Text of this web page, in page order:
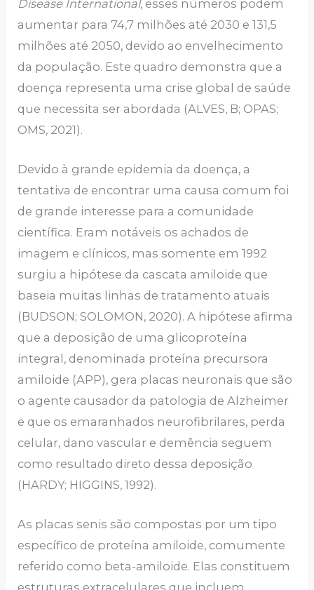
Disease International, esses números podem
aumentar para 74,7 milhões até 2030 e 131,5
milhões até 2050, devido ao envelhecimento
da população. Este quadro demonstra que a
doença representa uma crise global de saúde
que necessita ser abordada (ALVES, B; OPAS;
OMS, 2021).
Devido à grande epidemia da doença, a
tentativa de encontrar uma causa comum foi
de grande interesse para a comunidade
científica. Eram notáveis os achados de
imagem e clínicos, mas somente em 1992
surgiu a hipótese da cascata amiloide que
baseia muitas linhas de tratamento atuais
(BUDSON; SOLOMON, 2020). A hipótese afirma
que a deposição de uma glicoproteína
integral, denominada proteína precursora
amiloide (APP), gera placas neuronais que são
o agente causador da patologia de Alzheimer
e que os emaranhados neurofibrilares, perda
celular, dano vascular e demência seguem
como resultado direto dessa deposição
(HARDY; HIGGINS, 1992).
As placas senis são compostas por um tipo
específico de proteína amiloide, comumente
referido como beta-amiloide. Elas constituem